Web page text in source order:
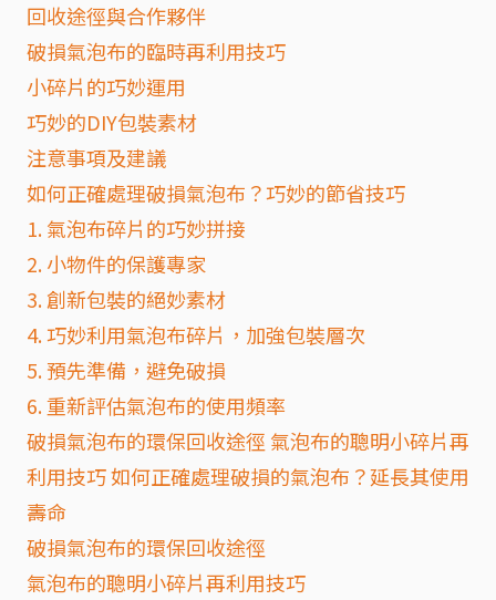
回收途徑與合作夥伴
破損氣泡布的臨時再利用技巧
小碎片的巧妙運用
巧妙的DIY包裝素材
注意事項及建議
如何正確處理破損氣泡布？巧妙的節省技巧
1. 氣泡布碎片的巧妙拼接
2. 小物件的保護專家
3. 創新包裝的絕妙素材
4. 巧妙利用氣泡布碎片，加強包裝層次
5. 預先準備，避免破損
6. 重新評估氣泡布的使用頻率
破損氣泡布的環保回收途徑 氣泡布的聰明小碎片再
利用技巧 如何正確處理破損的氣泡布？延長其使用
壽命
破損氣泡布的環保回收途徑
氣泡布的聰明小碎片再利用技巧